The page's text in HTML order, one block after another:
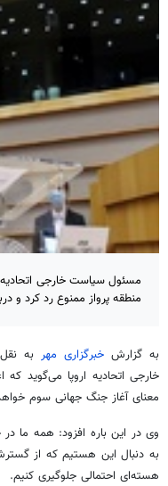
مسئول سیاست خارجی اتحادیه
منطقه پرواز ممنوع رد کرد و
به گزارش خبرگزاری مهر به
خارجی اتحادیه اروپا می‌گوید که
معنای آغاز جنگ جهانی سوم
وی در این باره افزود: همه ما
به دنبال این هستیم که از
هسته‌ای احتمالی جلوگیری کنیم.